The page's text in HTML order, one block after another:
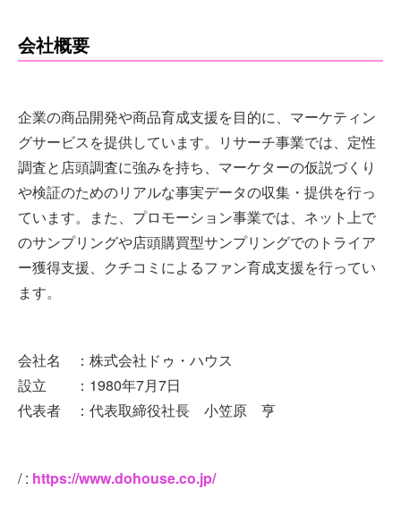
会社概要
企業の商品開発や商品育成支援を目的に、マーケティン
グサービスを提供しています。リサーチ事業では、定性
調査と店頭調査に強みを持ち、マーケターの仮説づくり
や検証のためのリアルな事実データの収集・提供を行っ
ています。また、プロモーション事業では、ネット上で
のサンプリングや店頭購買型サンプリングでのトライア
ー獲得支援、クチコミによるファン育成支援を行ってい
ます。
会社名 ：株式会社ドゥ・ハウス
設立 ：1980年7月7日
代表者 ：代表取締役社長 小笠原 亨
/ : https://www.dohouse.co.jp/